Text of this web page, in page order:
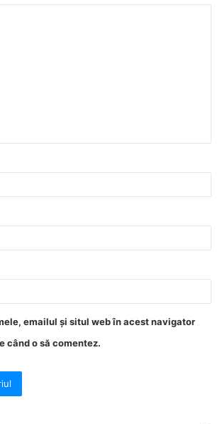
emailul și situl web în acest navigator
când o să comentez.